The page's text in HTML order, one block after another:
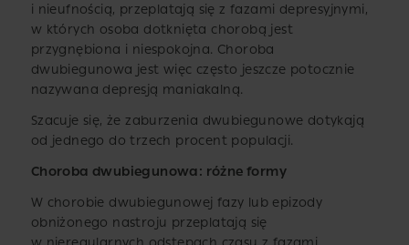
i nieufnością, przeplatają się z fazami depresyjnymi,
w których osoba dotknięta chorobą jest
przygnębiona i niespokojna. Choroba
dwubiegunowa jest więc często jeszcze potocznie
nazywana depresją maniakalną.
Szacuje się, że zaburzenia dwubiegunowe dotykają
od jednego do trzech procent populacji.
Choroba dwubiegunowa: różne formy
W chorobie dwubiegunowej fazy lub epizody
obniżonego nastroju przeplatają się